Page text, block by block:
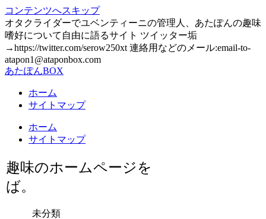
コンテンツへスキップ
オタクライダーでユベンティーニの管理人、あたぽんの趣味
嗜好について自由に語るサイト ツイッター垢
→https://twitter.com/serow250xt 連絡用などのメール:email-to-
atapon1@ataponbox.com
あたぽんBOX
ホーム
サイトマップ
ホーム
サイトマップ
趣味のホームページを
ば。
未分類